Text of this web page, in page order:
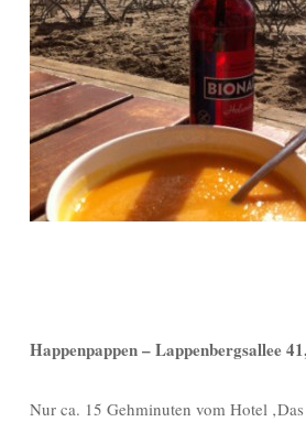
Happenpappen – Lappenbergsallee
Nur ca. 15 Gehminuten vom Hotel